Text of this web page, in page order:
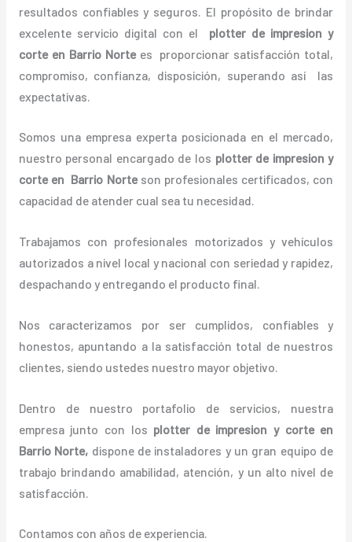
resultados confiables y seguros. El propósito de brindar
excelente servicio digital con el plotter de impresion y
corte en Barrio Norte es proporcionar satisfacción total,
compromiso, confianza, disposición, superando así las
expectativas.
Somos una empresa experta posicionada en el mercado,
nuestro personal encargado de los plotter de impresion y
corte en Barrio Norte son profesionales certificados, con
capacidad de atender cual sea tu necesidad.
Trabajamos con profesionales motorizados y vehículos
autorizados a nivel local y nacional con seriedad y rapidez,
despachando y entregando el producto final.
Nos caracterizamos por ser cumplidos, confiables y
honestos, apuntando a la satisfacción total de nuestros
clientes, siendo ustedes nuestro mayor objetivo.
Dentro de nuestro portafolio de servicios, nuestra
empresa junto con los plotter de impresion y corte en
Barrio Norte, dispone de instaladores y un gran equipo de
trabajo brindando amabilidad, atención, y un alto nivel de
satisfacción.
Contamos con años de experiencia.